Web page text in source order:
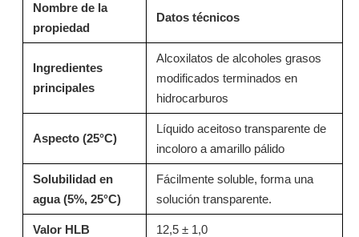
Espesante alcalino T15 para limpiador de fondo de ollas y sartenes T02: Espesante ácido de alto rendimiento para limpiadores y descalcificadores de inodoros 13127-82-7
Preguntar
Nombre de la
propiedad
Datos técnicos
Ingredientes
principales
Alcoxilatos de alcoholes grasos
modificados terminados en
hidrocarburos
Aspecto (25°C)
Líquido aceitoso transparente de
incoloro a amarillo pálido
Solubilidad en
agua (5%, 25°C)
Fácilmente soluble, forma una
solución transparente.
Valor HLB 12,5 ± 1,0